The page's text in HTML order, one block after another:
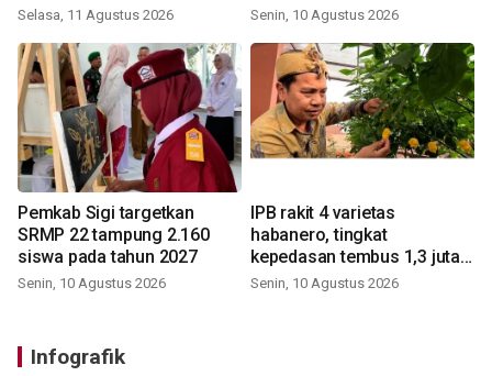
Selasa, 11 Agustus 2026 Senin, 10 Agustus 2026
Pemkab Sigi targetkan
SRMP 22 tampung 2.160
siswa pada tahun 2027
Senin, 10 Agustus 2026
IPB rakit 4 varietas
habanero, tingkat
kepedasan tembus 1,3 juta
SHU
Senin, 10 Agustus 2026
Infografik